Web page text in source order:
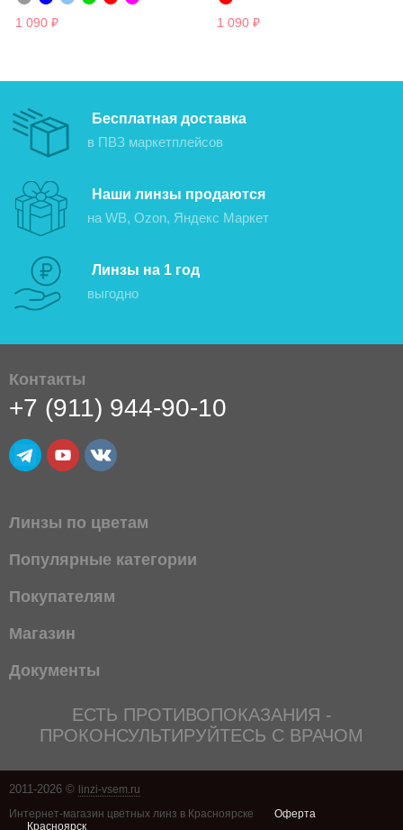
1 090 ₽ 1 090 ₽
Бесплатная доставка
в ПВЗ маркетплейсов
Наши линзы продаются
на WB, Ozon, Яндекс Маркет
Линзы на 1 год
выгодно
Контакты
+7 (911) 944-90-10
Линзы по цветам
Популярные категории
Покупателям
Магазин
Документы
ЕСТЬ ПРОТИВОПОКАЗАНИЯ -
ПРОКОНСУЛЬТИРУЙТЕСЬ С ВРАЧОМ
2011-2026 ©
linzi-vsem.ru
Интернет-магазин цветных линз в Красноярске
Оферта
Красноярск